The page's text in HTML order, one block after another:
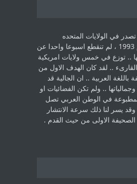
في الولايات المتحده
الامريكية منذ عام 1993 ، لم ‏تنقطع اسبوعا واحدا عن
.. توزع في خمس ولايات امريكية
..‏ لقد كان الهدف الاول من
باللغة العربية .. ان الجالية قد
.. ولم تكن الفضائيات او
في الوطن ‏العربي تصل
وقد يسر لنا ذلك سرعة الانتشار
‏الصحيفة الاولى من حيث القدم .